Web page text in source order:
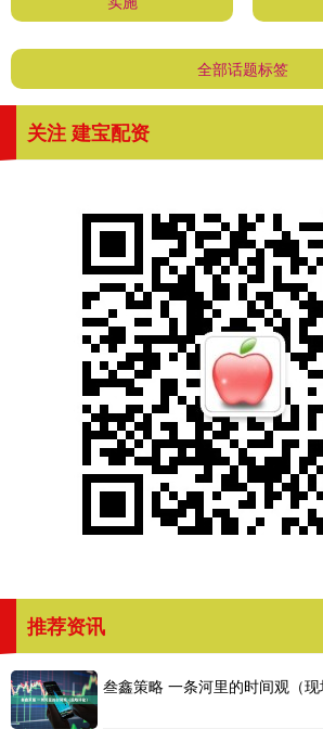
全部话题标签
关注 建宝配资
推荐资讯
叁鑫策略 一条河里的时间观（现